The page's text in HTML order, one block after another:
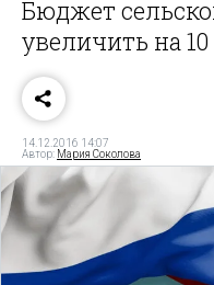
Бюджет
увеличить на
14.12.2016 14:07
Автор: Мария Соколова